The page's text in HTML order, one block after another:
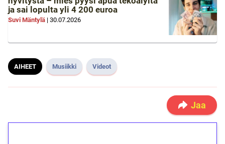
ja sai lopulta yli 4 200 euroa
Suvi Mäntylä | 30.07.2026
AIHEET Musiikki Videot
Jaa